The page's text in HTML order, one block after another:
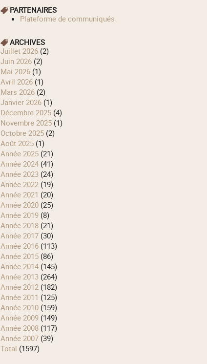
PARTENAIRES
Plateforme de communiqués
ARCHIVES
juillet 2026(2)
juin 2026(2)
mai 2026(1)
avril 2026(1)
mars 2026(2)
janvier 2026(1)
décembre 2025(4)
novembre 2025(1)
octobre 2025(2)
août 2025(1)
année 2025(21)
année 2024(41)
année 2023(24)
année 2022(19)
année 2021 (20)
année 2020(25)
année 2019(8)
année 2018(21)
année 2017(30)
année 2016(113)
année 2015(86)
année 2014(145)
année 2013(264)
année 2012(182)
année 2011 (125)
année 2010(159)
année 2009(149)
année 2008(117)
année 2007(39)
total (1597)